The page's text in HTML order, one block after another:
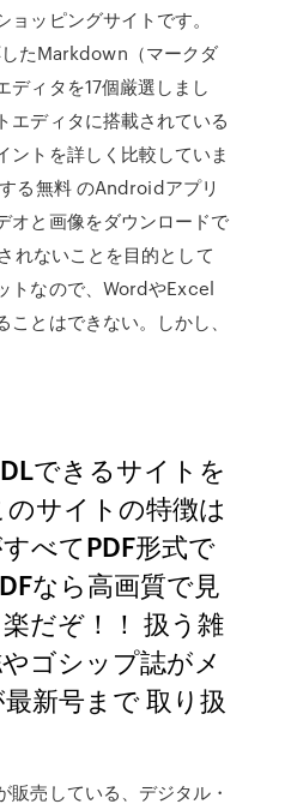
ッピングサイトです。
たMarkdown（マークダ
ディタを17個厳選しまし
エディタに搭載されている
ントを詳しく比較していま
る無料 のAndroidアプリ
オと画像をダウンロードで
れないことを目的として
トなので、WordやExcel
とはできない。しかし、
できるサイトを
サイトの特徴は
べてPDF形式で
なら高画質で見
だぞ！！ 扱う雑
ゴシップ誌がメ
新号まで 取り扱
販売している、デジタル・